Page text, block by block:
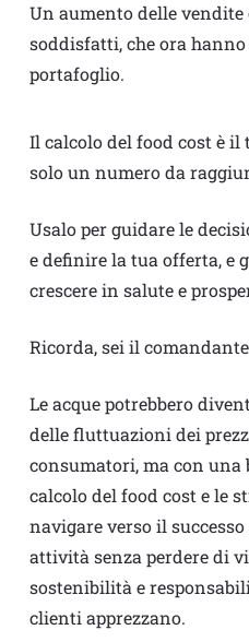
Un aumento delle
soddisfatti, che ora
portafoglio.
Il calcolo del food cost è
solo un numero da
Usalo per guidare le
e definire la tua offerta, e
crescere in salute e
Ricorda, sei il
Le acque potrebbero
delle fluttuazioni dei
consumatori, ma con una
calcolo del food cost e le
navigare verso il
attività senza perdere di
sostenibilità e
clienti apprezzano.